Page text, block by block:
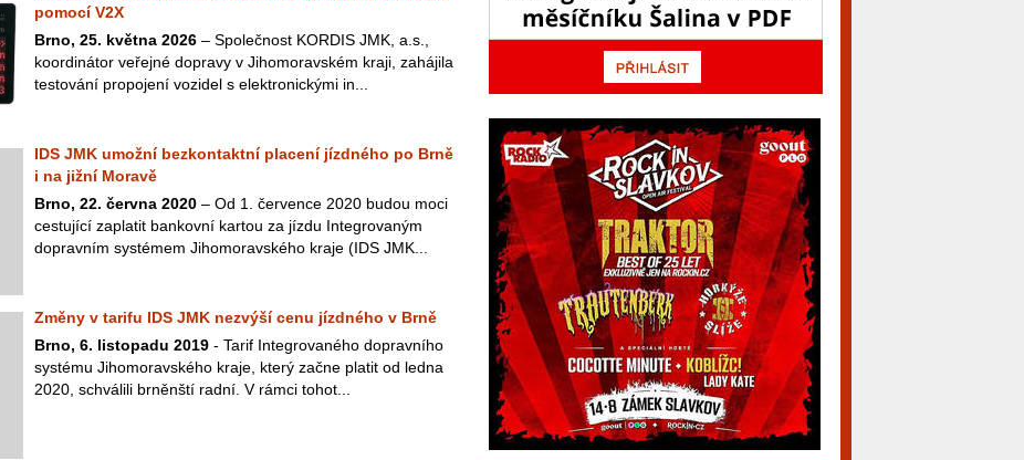
pomocí V2X
Brno, 25. května 2026 – Společnost KORDIS JMK, a.s.,
koordinátor veřejné dopravy v Jihomoravském kraji, zahájila
testování propojení vozidel s elektronickými in...
IDS JMK umožní bezkontaktní placení jízdného po Brně
i na jižní Moravě
Brno, 22. června 2020 – Od 1. července 2020 budou moci
cestující zaplatit bankovní kartou za jízdu Integrovaným
dopravním systémem Jihomoravského kraje (IDS JMK...
Změny v tarifu IDS JMK nezvýší cenu jízdného v Brně
Brno, 6. listopadu 2019 - Tarif Integrovaného dopravního
systému Jihomoravského kraje, který začne platit od ledna
2020, schválili brněnští radní. V rámci tohot...